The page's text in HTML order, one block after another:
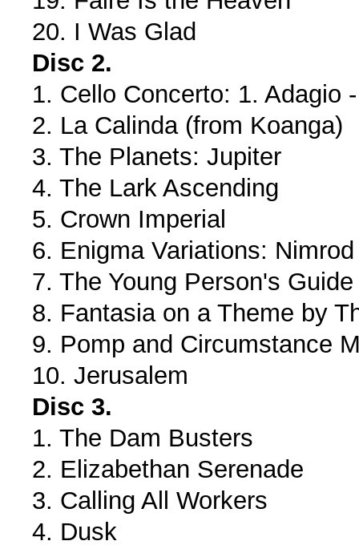
20. I Was Glad
Disc 2.
1. Cello Concerto: 1. Adagio
2. La Calinda (from Koanga)
3. The Planets: Jupiter
4. The Lark Ascending
5. Crown Imperial
6. Enigma Variations: Nimrod
7. The Young Person's
8. Fantasia on a Theme by
9. Pomp and Circumstance
10. Jerusalem
Disc 3.
1. The Dam Busters
2. Elizabethan Serenade
3. Calling All Workers
4. Dusk